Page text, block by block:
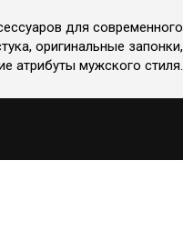
для современного
оригинальные запонки,
атрибуты мужского стиля.